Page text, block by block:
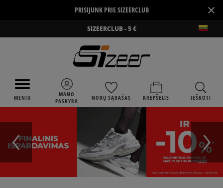
PRISIJUNK PRIE SIZEERCLUB ×
SIZEERCLUB - 5 €
MENIU
MANO
PASKYRA
NORŲ SĄRAŠAS KREPŠELIS IEŠKOTI